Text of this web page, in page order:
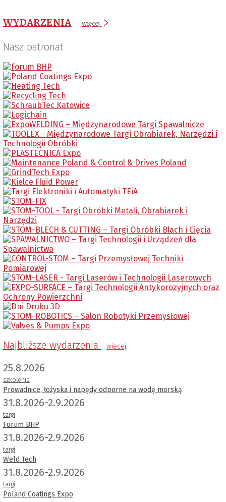
WYDARZENIA więcej
Nasz patronat
Najbliższe wydarzenia wiecej
25.8.2026
szkolenie
Prowadnice, łożyska i napędy odporne na wodę morską
31.8.2026-2.9.2026
targi
Forum BHP
31.8.2026-2.9.2026
targi
Weld Tech
31.8.2026-2.9.2026
targi
Poland Coatings Expo